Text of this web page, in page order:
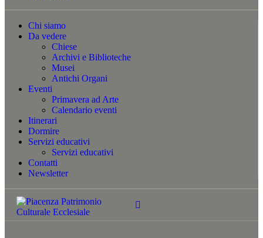
Chi siamo
Da vedere
Chiese
Archivi e Biblioteche
Musei
Antichi Organi
Eventi
Primavera ad Arte
Calendario eventi
Itinerari
Dormire
Servizi educativi
Servizi educativi
Contatti
Newsletter